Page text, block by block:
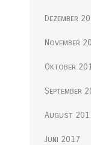
Dezember
November
Oktober
September
August
Juni 2017